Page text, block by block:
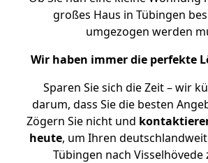
großes Haus in Tübingen
umgezogen werden
Wir haben immer die perfekte
Sparen Sie sich die Zeit – wir
darum, dass Sie die besten
Zögern Sie nicht und
heute, um Ihren
Tübingen nach Visselhövede